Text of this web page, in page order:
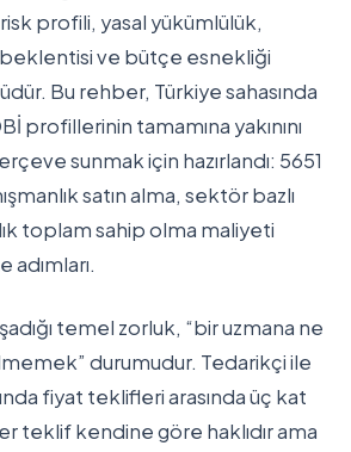
risk profili, yasal yükümlülük,
ve bütçe esnekliği
Bu rehber, Türkiye sahasında
profillerinin tamamına yakınını
sunmak için hazırlandı: 5651
satın alma, sektör bazlı
toplam sahip olma maliyeti
adımları.
temel zorluk, “bir uzmana ne
durumudur. Tedarikçi ile
fiyat teklifleri arasında üç kat
teklif kendine göre haklıdır ama